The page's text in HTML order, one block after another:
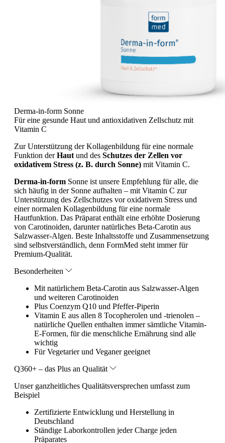
Derma-in-form Sonne
Für eine gesunde Haut und antioxidativen Zellschutz mit
Vitamin C
Zur Unterstützung der Kollagenbildung für eine normale
Funktion derHaut und des Schutzes der Zellen vor
oxidativem Stress (z. B. durch Sonne) mit Vitamin C.
Derma-in-form Sonne ist unsere Empfehlung für alle, die
sich häufig in der Sonne aufhalten – mit Vitamin C zur
Unterstützung des Zellschutzes vor oxidativem Stress und
einer normalen Kollagenbildung für eine normale
Hautfunktion. Das Präparat enthält eine erhöhte Dosierung
von Carotinoiden, darunter natürliches Beta-Carotin aus
Salzwasser-Algen. Beste Inhaltsstoffe und Zusammensetzung
sind selbstverständlich, denn FormMed steht immer für
Premium-Qualität.
Besonderheiten
Mit natürlichem Beta-Carotin aus Salzwasser-Algen
und weiteren Carotinoiden
Plus Coenzym Q10 und Pfeffer-Piperin
Vitamin E aus allen 8 Tocopherolen und -trienolen –
natürliche Quellen enthalten immer sämtliche Vitamin-
E-Formen, für die menschliche Ernährung sind alle
wichtig
Für Vegetarier und Veganer geeignet
Q360+ – das Plus an Qualität
Unser ganzheitliches Qualitätsversprechen umfasst zum
Beispiel
Zertifizierte Entwicklung und Herstellung in
Deutschland
Ständige Laborkontrollen jeder Charge jeden
Präparates